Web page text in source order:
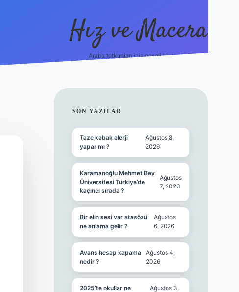
Hız ve Macera
Araba tutkunları için neşeli hikayeler!
SIDEBAR
SON YAZILAR
Taze kabak alerji
yapar mı ?
Ağustos 8,
2026
Karamanoğlu Mehmet Bey
Üniversitesi Türkiye’de
kaçıncı sırada ?
Ağustos
7, 2026
Bir elin sesi var atasözü
ne anlama gelir ?
Ağustos
6, 2026
Avans hesap kapama
nedir ?
Ağustos 4,
2026
2025’te okullar ne
Ağustos 3,
hiltonbet güncel giriş